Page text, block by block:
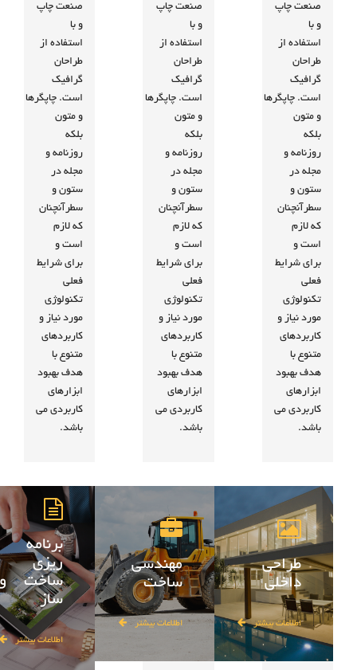
صنعت چاپ
و با
استفاده از
طراحان
گرافیک
است. چاپگرها
و متون
بلکه
روزنامه و
مجله در
ستون و
سطرآنچنان
که لازم
است و
برای شرایط
فعلی
تکنولوژی
مورد نیاز و
کاربردهای
متنوع با
هدف بهبود
ابزارهای
کاربردی می
باشد.
صنعت چاپ
و با
استفاده از
طراحان
گرافیک
است. چاپگرها
و متون
بلکه
روزنامه و
مجله در
ستون و
سطرآنچنان
که لازم
است و
برای شرایط
فعلی
تکنولوژی
مورد نیاز و
کاربردهای
متنوع با
هدف بهبود
ابزارهای
کاربردی می
باشد.
صنعت چاپ
و با
استفاده از
طراحان
گرافیک
است. چاپگرها
و متون
بلکه
روزنامه و
مجله در
ستون و
سطرآنچنان
که لازم
است و
برای شرایط
فعلی
تکنولوژی
مورد نیاز و
کاربردهای
متنوع با
هدف بهبود
ابزارهای
کاربردی می
باشد.
طراحی
داخلی
اطلاعات بیشتر
مهندسی
ساخت
اطلاعات بیشتر
برنامه
ریزی
ساخت و
ساز
اطلاعات بیشتر